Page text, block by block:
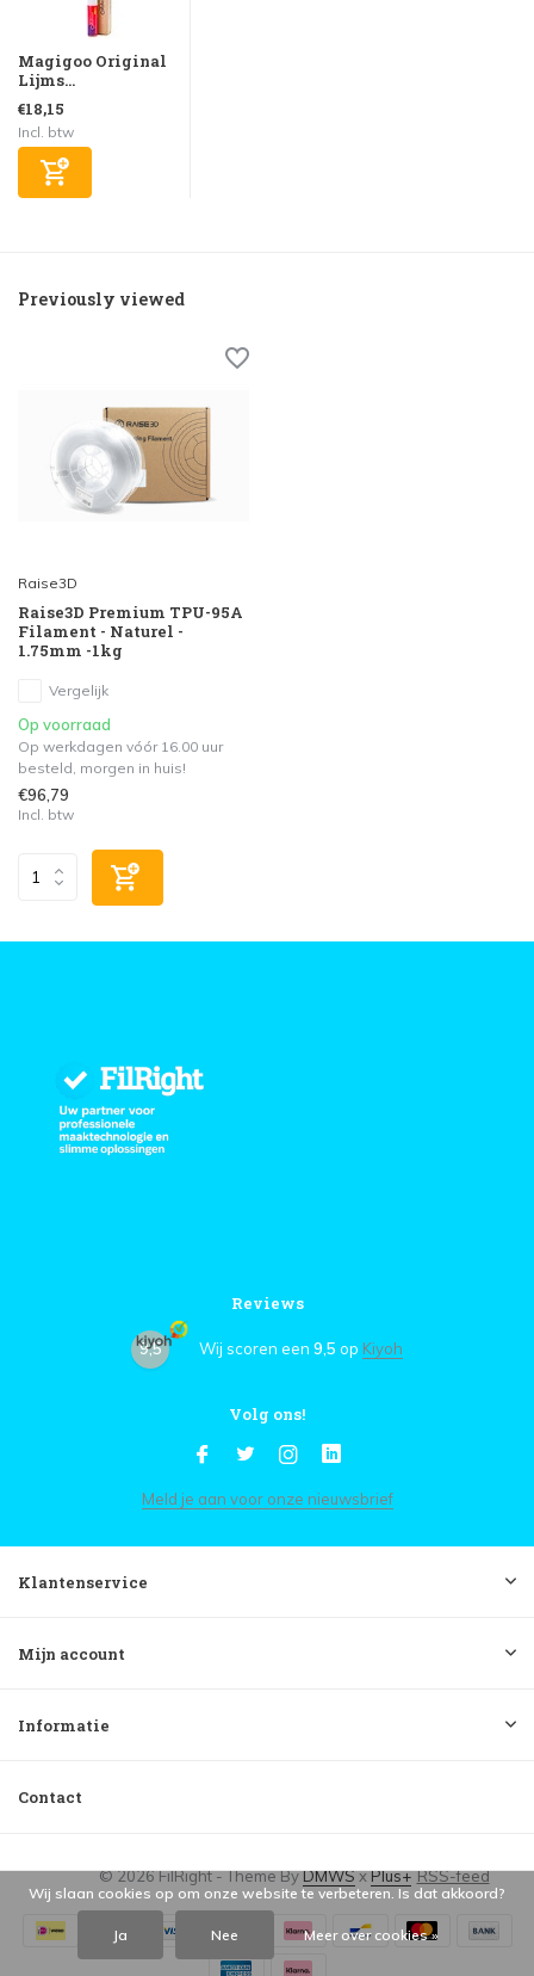
Magigoo Original
Lijms...
€18,15
Incl. btw
Previously viewed
Raise3D
Raise3D Premium TPU-95A
Filament - Naturel -
1.75mm -1kg
Vergelijk
Op voorraad
Op werkdagen vóór 16.00 uur
besteld, morgen in huis!
€96,79
Incl. btw
Reviews
9,5 Wij scoren een 9,5 op Kiyoh
Volg ons!
Meld je aan voor onze nieuwsbrief
Klantenservice
Mijn account
Informatie
Contact
© 2026 FilRight - Theme ByDMWSxPlus+ RSS-feed
Wij slaan cookies op om onze website te verbeteren. Is dat akkoord?
Ja Nee Meer over cookies »